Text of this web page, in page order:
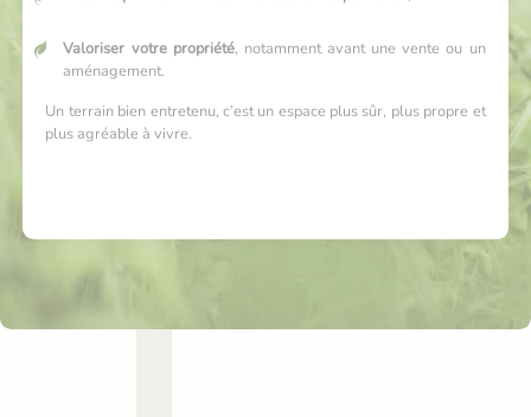
Valoriser votre propriété, notamment avant une vente ou un
aménagement.
Un terrain bien entretenu, c’est un espace plus sûr, plus propre et
plus agréable à vivre.